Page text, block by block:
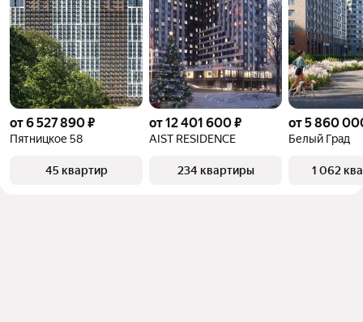
от 6 527 890 ₽
Пятницкое 58
45 квартир
от 12 401 600 ₽
AIST RESIDENCE
234 квартиры
от 5 860
Белый Град
1 062